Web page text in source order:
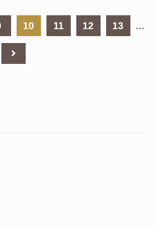
10 11 12 13 …